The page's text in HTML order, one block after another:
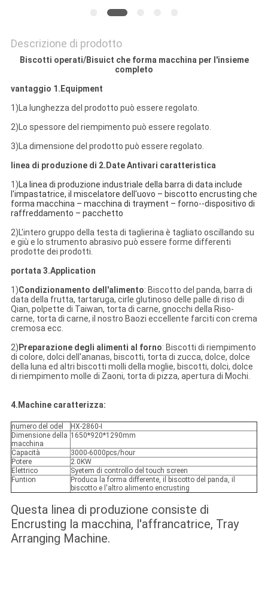
Descrizione di prodotto
Biscotti operati/Bisuict che forma macchina per l'insieme
completo
vantaggio 1.Equipment
1)La lunghezza del prodotto può essere regolato.
2)Lo spessore del riempimento può essere regolato.
3)La dimensione del prodotto può essere regolato.
linea di produzione di 2.Date Antivari caratteristica
1)La linea di produzione industriale della barra di data include
l'impastatrice, il miscelatore dell'uovo – biscotto encrusting che
forma macchina – macchina di trayment – forno--dispositivo di
raffreddamento – pacchetto
2)L'intero gruppo della testa di taglierina è tagliato oscillando su
e giù e lo strumento abrasivo può essere forme differenti
prodotte dei prodotti.
portata 3.Application
1)Condizionamento dell'alimento: Biscotto del panda, barra di
data della frutta, tartaruga, cirle glutinoso delle palle di riso di
Qian, polpette di Taiwan, torta di carne, gnocchi della Riso-
carne, torta di carne, il nostro Baozi eccellente farciti con crema
cremosa ecc.
2) Preparazione degli alimenti al forno: Biscotti di riempimento
di colore, dolci dell'ananas, biscotti, torta di zucca, dolce, dolce
della luna ed altri biscotti molli della moglie, biscotti, dolci, dolce
di riempimento molle di Zaoni, torta di pizza, apertura di Mochi.
4.Machine caratterizza:
numero del odel
HX-2860-I
Dimensione della
macchina
1650*920*1290mm
Capacità
3000-6000pcs/hour
Potere
2.0KW
Elettrico
Syetem di controllo del touch screen
Funtion
Produca la forma differente, il biscotto del panda, il
biscotto e l'altro alimento encrusting
Questa linea di produzione consiste di
Encrusting la macchina, l'affrancatrice, Tray
Arranging Machine.